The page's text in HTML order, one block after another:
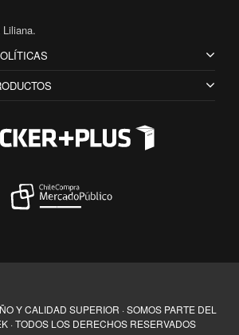
Y CALIDAD SUPERIOR · SOMOS PARTE DEL
· TODOS LOS DERECHOS RESERVADOS